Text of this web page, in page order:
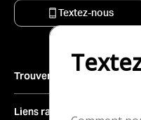
Textez-nous
Trouver un véhicule
Liens rapides